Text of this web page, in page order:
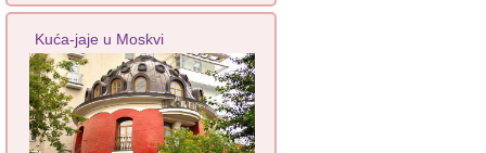
Kuća-jaje u Moskvi